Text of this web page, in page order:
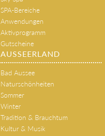
Sky Spa
SPA-Bereiche
Anwendungen
Aktivprogramm
Gutscheine
AUSSEERLAND
Bad Aussee
Naturschönheiten
Sommer
Winter
Tradition & Brauchtum